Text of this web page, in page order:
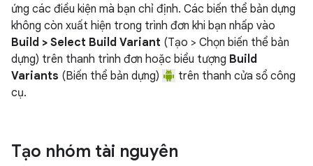
ứng các điều kiện mà bạn chỉ định. Các biến thể bản dựng
không còn xuất hiện trong trình đơn khi bạn nhấp vào
Build > Select Build Variant (Tạo > Chọn biến thể bản
dựng) trên thanh trình đơn hoặc biểu tượng Build
Variants (Biến thể bản dựng)
trên thanh cửa sổ công
cụ.
Tạo nhóm tài nguyên